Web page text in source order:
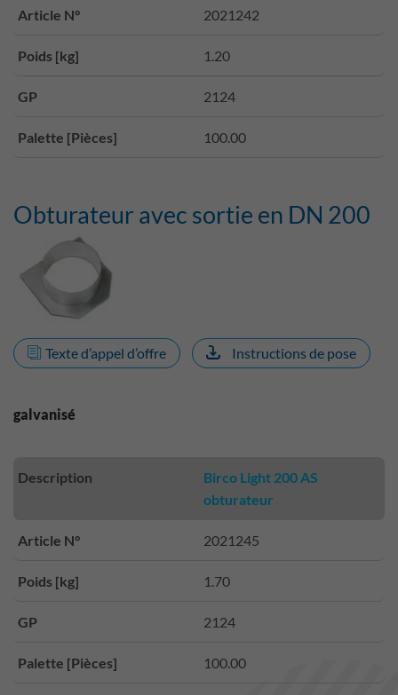
Article N° 2021242
Poids [kg] 1.20
GP 2124
Palette [Pièces] 100.00
Obturateur avec sortie en DN 200
Texte d’appel d’offre Instructions de pose
galvanisé
Description
Birco Light 200 AS
obturateur
Article N° 2021245
Poids [kg] 1.70
GP 2124
Palette [Pièces] 100.00